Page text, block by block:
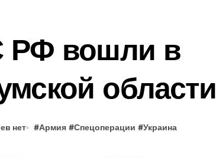
РФ вошли в
области
нет #Армия #Спецоперации #Украина